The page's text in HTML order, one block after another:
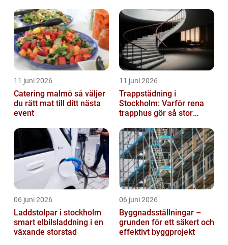
11 juni 2026
Catering malmö så väljer
du rätt mat till ditt nästa
event
11 juni 2026
Trappstädning i
Stockholm: Varför rena
trapphus gör så stor
06 juni 2026
Laddstolpar i stockholm
smart elbilsladdning i en
växande storstad
06 juni 2026
Byggnadsställningar –
grunden för ett säkert och
effektivt byggprojekt